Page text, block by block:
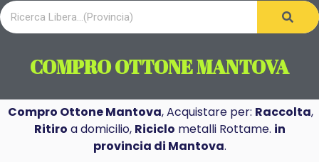
COMPRO OTTONE MANTOVA
Compro Ottone Mantova, Acquistare per: Raccolta,
Ritiro a domicilio, Riciclo metalli Rottame. in
provincia di Mantova.